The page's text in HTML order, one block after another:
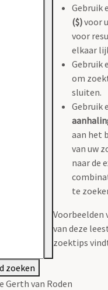
Gebruik
($)voor
voor
elkaar
Gebruik
om
sluiten.
Gebruik
aan het
van uw
naar de
te
Voorbeelden
van deze
zoektips
zoeken
van Roden